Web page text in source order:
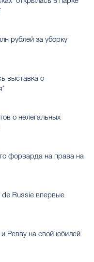
рублей за уборку
выставка о
о нелегальных
форварда на права на
Russie впервые
Ревву на свой юбилей